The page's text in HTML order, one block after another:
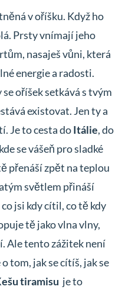
v oříšku. Když ho
Prsty vnímají jeho
nasaješ vůni, která
energie a radosti.
oříšek setkává s tvým
existovat. Jen ty a
Je to cesta doItálie, do
se vášeň pro sladké
přenáší zpět na teplou
světlem přináší
jsi kdy cítil, co tě kdy
tě jako vlna vlny,
Ale tento zážitek není
tom, jak se cítíš, jak se
tiramisu je to